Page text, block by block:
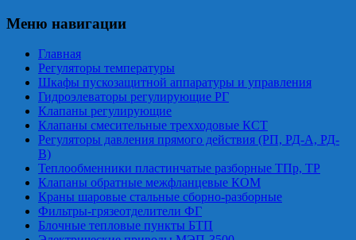
Меню навигации
Главная
Регуляторы температуры
Шкафы пускозащитной аппаратуры и управления
Гидроэлеваторы регулирующие РГ
Клапаны регулирующие
Клапаны смесительные трехходовые КСТ
Регуляторы давления прямого действия (РП, РД-А, РД-
В)
Теплообменники пластинчатые разборные ТПр, ТР
Клапаны обратные межфланцевые КОМ
Краны шаровые стальные сборно-разборные
Фильтры-грязеотделители ФГ
Блочные тепловые пункты БТП